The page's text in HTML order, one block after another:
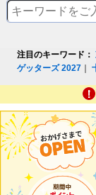
注目のキーワード：
ゲッターズ 2027 ｜